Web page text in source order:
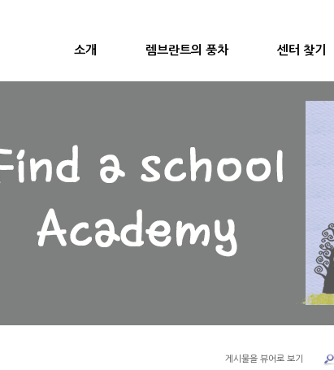
소개 렘브란트의 풍차 센터 찾기
게시물을 뷰어로 보기